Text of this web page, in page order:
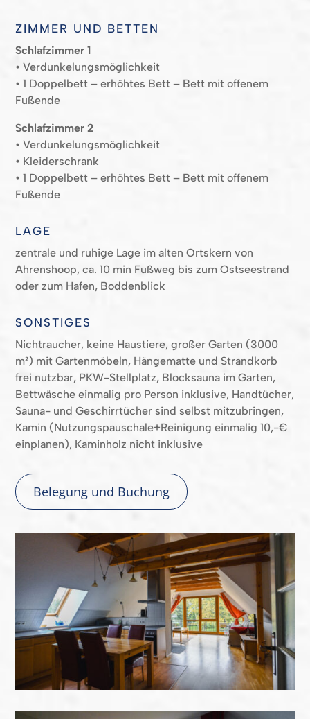
ZIMMER UND BETTEN
Schlafzimmer 1
• Verdunkelungsmöglichkeit
• 1 Doppelbett – erhöhtes Bett – Bett mit offenem
Fußende
Schlafzimmer 2
• Verdunkelungsmöglichkeit
• Kleiderschrank
• 1 Doppelbett – erhöhtes Bett – Bett mit offenem
Fußende
LAGE
zentrale und ruhige Lage im alten Ortskern von
Ahrenshoop, ca. 10 min Fußweg bis zum Ostseestrand
oder zum Hafen, Boddenblick
SONSTIGES
Nichtraucher, keine Haustiere, großer Garten (3000
m²) mit Gartenmöbeln, Hängematte und Strandkorb
frei nutzbar, PKW-Stellplatz, Blocksauna im Garten,
Bettwäsche einmalig pro Person inklusive, Handtücher,
Sauna- und Geschirrtücher sind selbst mitzubringen,
Kamin (Nutzungspauschale+Reinigung einmalig 10,-€
einplanen), Kaminholz nicht inklusive
Belegung und Buchung